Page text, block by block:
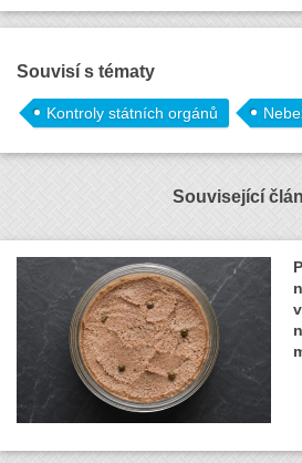
Souvisí s tématy
Kontroly státních orgánů
Související